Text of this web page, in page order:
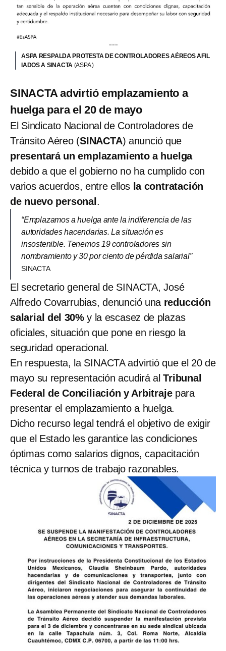
ASPA RESPALDA PROTESTA DE CONTROLADORES AÉREOS AFIL
IADOS A SINACTA (ASPA )
SINACTA advirtió emplazamiento a
huelga para el 20 de mayo
El Sindicato Nacional de Controladores de
Tránsito Aéreo (SINACTA) anunció que
presentará un emplazamiento a huelga
debido a que el gobierno no ha cumplido con
varios acuerdos, entre ellos la contratación
de nuevo personal .
“Emplazamos a huelga ante la indiferencia de las
autoridades hacendarias. La situación es
insostenible. Tenemos 19 controladores sin
nombramiento y 30 por ciento de pérdida salarial”
SINACTA
El secretario general de SINACTA, José
Alfredo Covarrubias, denunció una reducción
salarial del 30% y la escasez de plazas
oficiales, situación que pone en riesgo la
seguridad operacional.
En respuesta, la SINACTA advirtió que el 20 de
mayo su representación acudirá alTribunal
Federal de Conciliación y Arbitrajepara
presentar el emplazamiento a huelga.
Dicho recurso legal tendrá el objetivo de exigir
que el Estado les garantice las condiciones
óptimas como salarios dignos, capacitación
técnica y turnos de trabajo razonables.